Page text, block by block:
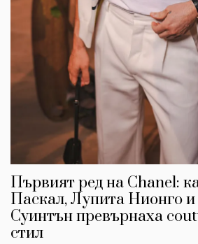
Първият ред на Chanel:
Паскал, Лупита Нионго и
Суинтън превърнаха
стил